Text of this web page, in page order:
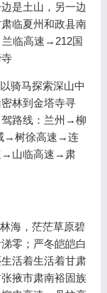
是土山，另一边
临夏州和政县南
临高速→212国
骑马探索深山中
林到金塔寺寻
驾路线：兰州→柳
→树徐高速→连
→山临高速→肃
海，茫茫草原碧
零；严冬皑皑白
活着生活着甘肃
掖市肃南裕固族